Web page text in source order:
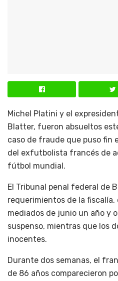
Michel Platini y el
Blatter, fueron absueltos
caso de fraude que puso fin
del exfutbolista francés de
fútbol mundial.
El Tribunal penal federal de
requerimientos de la fiscalía,
mediados de junio un año y
suspenso, mientras que los
inocentes.
Durante dos semanas, el
de 86 años comparecieron